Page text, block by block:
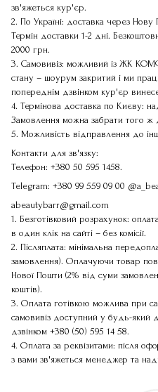
зв'яжеться кур'єр.
2. По Україні: доставка через
Термін доставки 1-2 дні.
2000 грн.
3. Самовивіз: можливий із ЖК
стану – шоурум закритий і ми
попереднім дзвінком кур'єр
4. Термінова доставка по Києву:
Замовлення можна забрати того ж
5. Можливість відправлення до
Контакти для зв'язку:
Телефон: +380 50 595 1458.
Telegram: +380 99 559 09 00
abeautybarr@gmail.com
1. Безготівковий розрахунок:
в один клік на сайті – без комісії.
2. Післяплата: мінімальна
замовлення). Оплачуючи товар
Нової Пошти (2% від суми
коштів).
3. Оплата готівкою можлива при
самовивіз доступний у будь-який
дзвінком +380 (50) 595 14 58.
4. Оплата за реквізитами: після
з вами зв'яжеться менеджер та